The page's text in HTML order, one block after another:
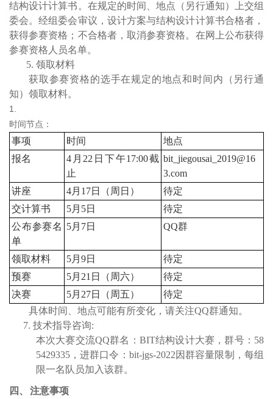
结构设计计算书。在规定的时间、地点（另行通知）上交组
委会。经组委会审议，设计方案与结构设计计算书合格者，
获得参赛资格；不合格者，取消参赛资格。在网上公布获得
参赛资格人员名单。
5. 领取材料
获取参赛资格的选手在规定的地点和时间内（另行通
知）领取材料。
时间节点：
事项 时间
地点
报名
4 月 22 日下午17:00截
止
bit_jiegousai_2019@16
3.com
讲座
4月 17日（周日）
待定
交计算书
5月 5日
待定
公布参赛名
单
5月 7日 QQ群
领取材料 5月 9日
待定
预赛
5月 21 日（周六）
待定
决赛
5月 27日（周五）
待定
具体时间、地点可能有所变化，请关注QQ群通知。
7. 技术指导咨询:
本次大赛交流QQ群名： BIT结构设计大赛，群号： 58
5429335，进群口令： bit-jgs-2022因群容量限制，每组
限一名队员加入该群。
四、 注意事项